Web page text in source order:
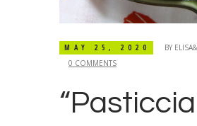
MAY 25, 2020 BY
0 COMMENTS